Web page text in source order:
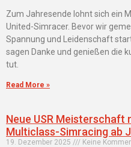
Zum Jahresende lohnt sich ein
United-Simracer. Bevor wir
Spannung und Leidenschaft
sagen Danke und genießen die
tut.
Read More »
Neue USR Meisterschaft
Multiclass-Simracing ab
19. Dezember 2025 Keine